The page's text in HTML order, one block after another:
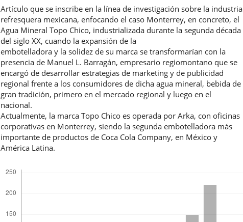
artículo
Artículo que se inscribe en la línea de investigación sobre la industria
refresquera mexicana, enfocando el caso Monterrey, en concreto, el
Agua Mineral Topo Chico, industrializada durante la segunda década
del siglo XX, cuando la expansión de la
embotelladora y la solidez de su marca se transformarían con la
presencia de Manuel L. Barragán, empresario regiomontano que se
encargó de desarrollar estrategias de marketing y de publicidad
regional frente a los consumidores de dicha agua mineral, bebida de
gran tradición, primero en el mercado regional y luego en el
nacional.
Actualmente, la marca Topo Chico es operada por Arka, con oficinas
corporativas en Monterrey, siendo la segunda embotelladora más
importante de productos de Coca Cola Company, en México y
América Latina.